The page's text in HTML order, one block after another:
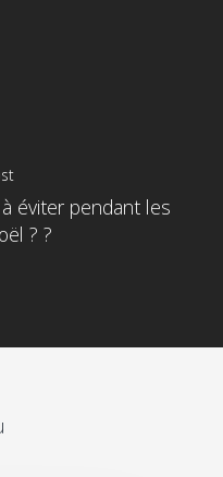
éviter pendant les
? ?